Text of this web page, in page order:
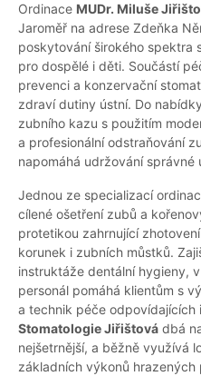
Ordinace MUDr. Miluše
Jaroměř na adrese Zdeňka
poskytování širokého spektra
pro dospělé i děti. Součástí
prevenci a konzervační
zdraví dutiny ústní. Do
zubního kazu s použitím
a profesionální odstraňování
napomáhá udržování správné
Jednou ze specializací
cílené ošetření zubů a
protetikou zahrnující
korunek i zubních můstků.
instruktáže dentální hygieny,
personál pomáhá klientům s
a technik péče odpovídajících
Stomatologie Jiřištová dbá
nejšetrnější, a běžně využívá
základních výkonů hrazených